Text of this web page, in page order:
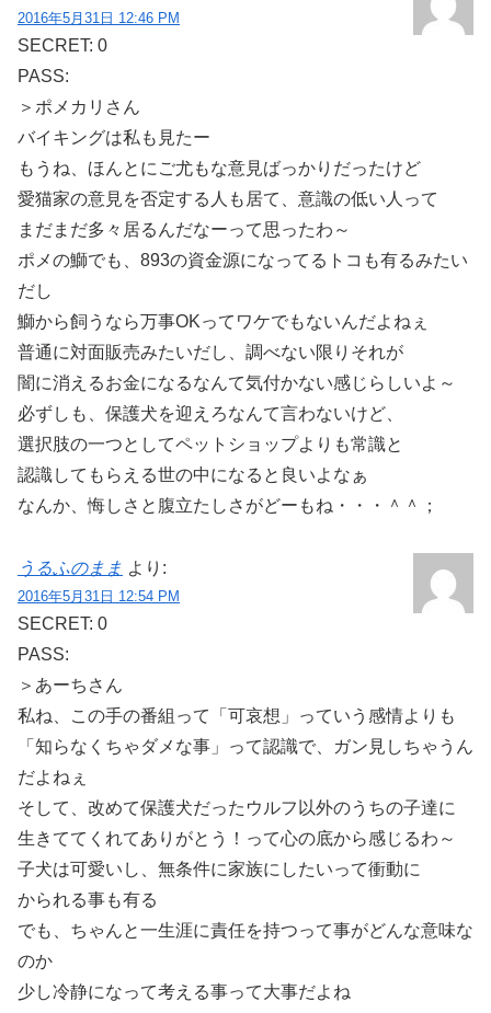
2016年5月31日 12:46 PM
SECRET: 0
PASS:
＞ポメカリさん
バイキングは私も見たー
もうね、ほんとにご尤もな意見ばっかりだったけど
愛猫家の意見を否定する人も居て、意識の低い人って
まだまだ多々居るんだなーって思ったわ～
ポメの鰤でも、893の資金源になってるトコも有るみたい
だし
鰤から飼うなら万事OKってワケでもないんだよねぇ
普通に対面販売みたいだし、調べない限りそれが
闇に消えるお金になるなんて気付かない感じらしいよ～
必ずしも、保護犬を迎えろなんて言わないけど、
選択肢の一つとしてペットショップよりも常識と
認識してもらえる世の中になると良いよなぁ
なんか、悔しさと腹立たしさがどーもね・・・＾＾；
うるふのまま より:
2016年5月31日 12:54 PM
SECRET: 0
PASS:
＞あーちさん
私ね、この手の番組って「可哀想」っていう感情よりも
「知らなくちゃダメな事」って認識で、ガン見しちゃうん
だよねぇ
そして、改めて保護犬だったウルフ以外のうちの子達に
生きててくれてありがとう！って心の底から感じるわ～
子犬は可愛いし、無条件に家族にしたいって衝動に
かられる事も有る
でも、ちゃんと一生涯に責任を持つって事がどんな意味な
のか
少し冷静になって考える事って大事だよね